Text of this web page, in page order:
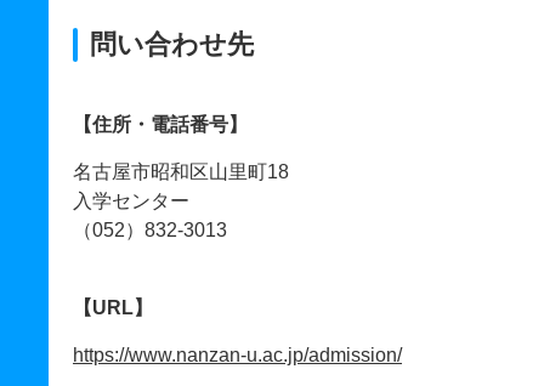
問い合わせ先
【住所・電話番号】
名古屋市昭和区山里町18
入学センター
（052）832-3013
【URL】
https://www.nanzan-u.ac.jp/admission/